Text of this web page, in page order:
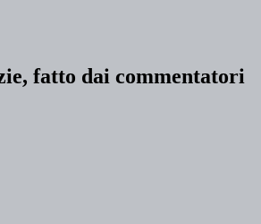
fatto dai commentatori